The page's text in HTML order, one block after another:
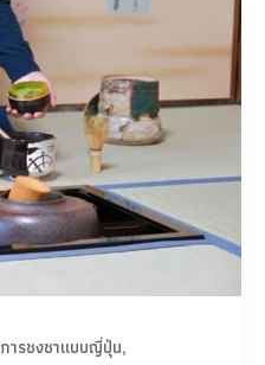
การชงชาแบบญี่ปุ่น,